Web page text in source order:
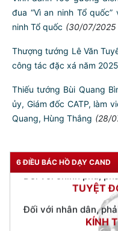
đua “Vì an ninh Tổ
ninh Tổ quốc (30/07/2025
Thượng tướng Lê Văn
công tác đặc xá năm
Thiếu tướng Bùi Quang
ủy, Giám đốc CATP, làm
Quang, Hùng Thắng (28/
6 ĐIỀU BÁC HỒ DẠY CAND
NGƯỜI
Đối với tự mình, phải
CẦN,
Đối với đồng sự, phải
Đối với nhân dân, phải
KÍNH
Đối với công việc,